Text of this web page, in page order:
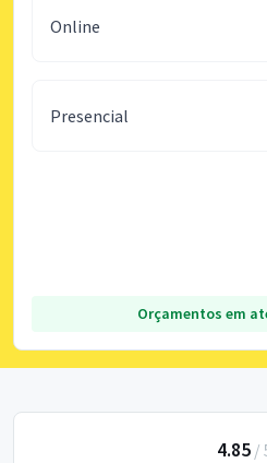
Online
Presencial
Orçamentos em
4.85/